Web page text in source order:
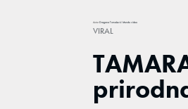
Autor Dragana Tomašević Mondo video
VIRAL